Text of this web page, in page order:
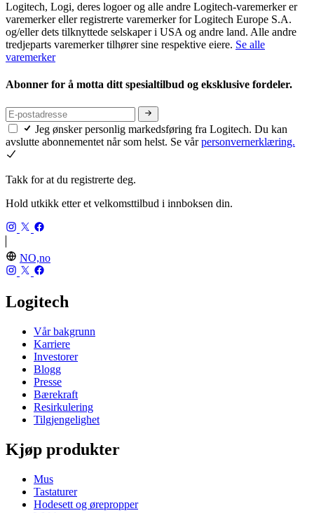
Logitech, Logi, deres logoer og alle andre Logitech-varemerker er
varemerker eller registrerte varemerker for Logitech Europe S.A.
og/eller dets tilknyttede selskaper i USA og andre land. Alle andre
tredjeparts varemerker tilhører sine respektive eiere. Se alle
varemerker
Abonner for å motta ditt spesialtilbud og eksklusive fordeler.
Jeg ønsker personlig markedsføring fra Logitech. Du kan
avslutte abonnementet når som helst. Se vårpersonvernerklæring.
Takk for at du registrerte deg.
Hold utkikk etter et velkomsttilbud i innboksen din.
NO,no
Logitech
Vår bakgrunn
Karriere
Investorer
Blogg
Presse
Bærekraft
Resirkulering
Tilgjengelighet
Kjøp produkter
Mus
Tastaturer
Hodesett og ørepropper